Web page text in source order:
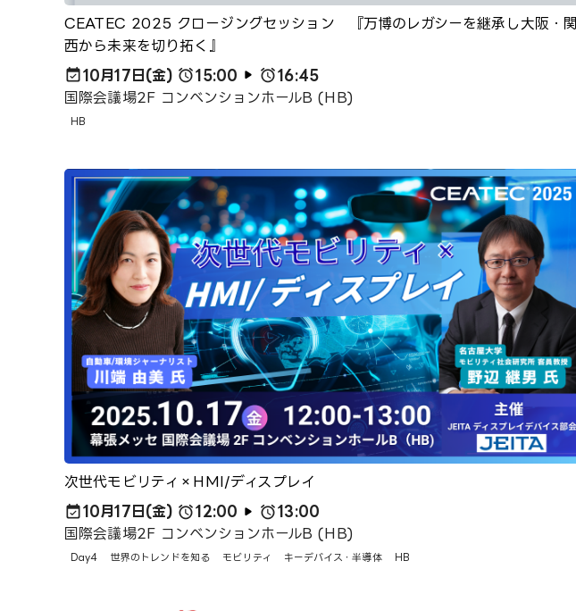
CEATEC 2025 クロージングセッション 『万博のレガシーを継承し大阪・関
西から未来を切り拓く』
国際会議場2F コンベンションホールB (HB)
10月17日(金) 15:00 16:45
HB
次世代モビリティ×HMI/ディスプレイ
国際会議場2F コンベンションホールB (HB)
10月17日(金) 12:00 13:00
Day4 世界のトレンドを知る モビリティ キーデバイス・半導体 HB